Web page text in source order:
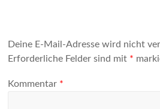
Deine E-Mail-Adresse wird nicht
Erforderliche Felder sind mit *
Kommentar *